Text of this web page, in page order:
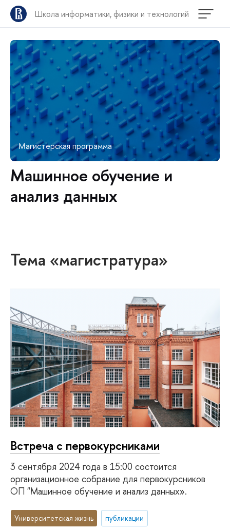
Школа информатики, физики и технологий
Магистерская программа
Машинное обучение и
анализ данных
Тема «магистратура»
Встреча с первокурсниками
3 сентября 2024 года в 15:00 состоится
организационное собрание для первокурсников
ОП "Машинное обучение и анализ данных».
Университетская жизнь публикации